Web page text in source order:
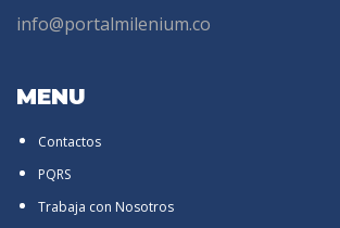
info@portalmilenium.co
MENU
Contactos
PQRS
Trabaja con Nosotros